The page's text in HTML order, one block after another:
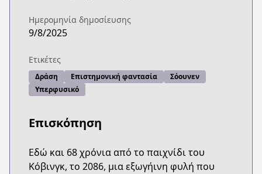
Ημερομηνία δημοσίευσης
9/8/2025
Ετικέτες
Δράση Επιστημονική φαντασία
Σόουνεν
Υπερφυσικό
Επισκόπηση
Εδώ και 68 χρόνια από το παιχνίδι του
Κόβινγκ, το 2086, μια εξωγήινη φυλή που